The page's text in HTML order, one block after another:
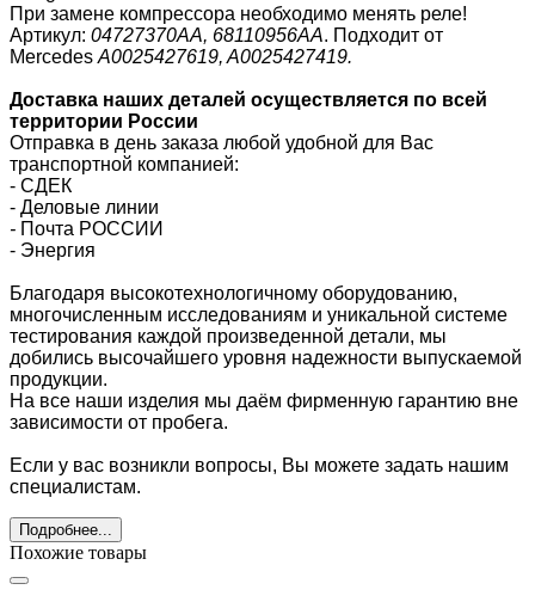
При замене компрессора необходимо менять реле!
Артикул: 04727370АА, 68110956АА. Подходит от
Mercedes A0025427619, A0025427419.
Доставка наших деталей осуществляется по всей
территории России
Отправка в день заказа любой удобной для Вас
транспортной компанией:
- СДЕК
- Деловые линии
- Почта РОССИИ
- Энергия
Благодаря высокотехнологичному оборудованию,
многочисленным исследованиям и уникальной системе
тестирования каждой произведенной детали, мы
добились высочайшего уровня надежности выпускаемой
продукции.
На все наши изделия мы даём фирменную гарантию вне
зависимости от пробега.
Если у вас возникли вопросы, Вы можете задать нашим
специалистам.
Подробнее...
Похожие товары